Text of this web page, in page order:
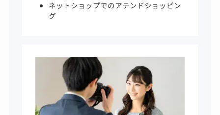
ネットショップでのアテンドショッピン
グ